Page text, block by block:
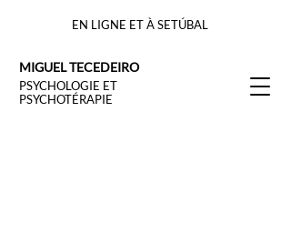
MIGUEL TECEDEIRO
PSYCHOLOGIE ET
PSYCHOTÉRAPIE
EN LIGNE ET À SETÚBAL